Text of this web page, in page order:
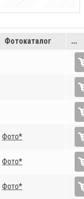
Фотокаталог ...
Фото*
Фото*
Фото*